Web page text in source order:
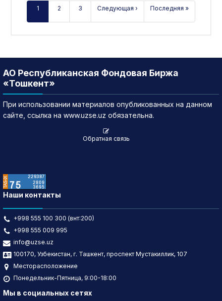
1 2 3 Следующая › Последняя »
АО Республиканская Фондовая Биржа
«Тошкент»
При использовании материалов опубликованных на данном
сайте, ссылка на www.uzse.uz обязательна.
Обратная связь
Наши контакты
+998 555 100 300 (внт:200)
+998 555 009 995
info@uzse.uz
100170, Узбекистан, г. Ташкент, проспект Мустакиллик, 107
Месторасположение
Понедельник-Пятница, 9:00-18:00
Мы в социальных сетях